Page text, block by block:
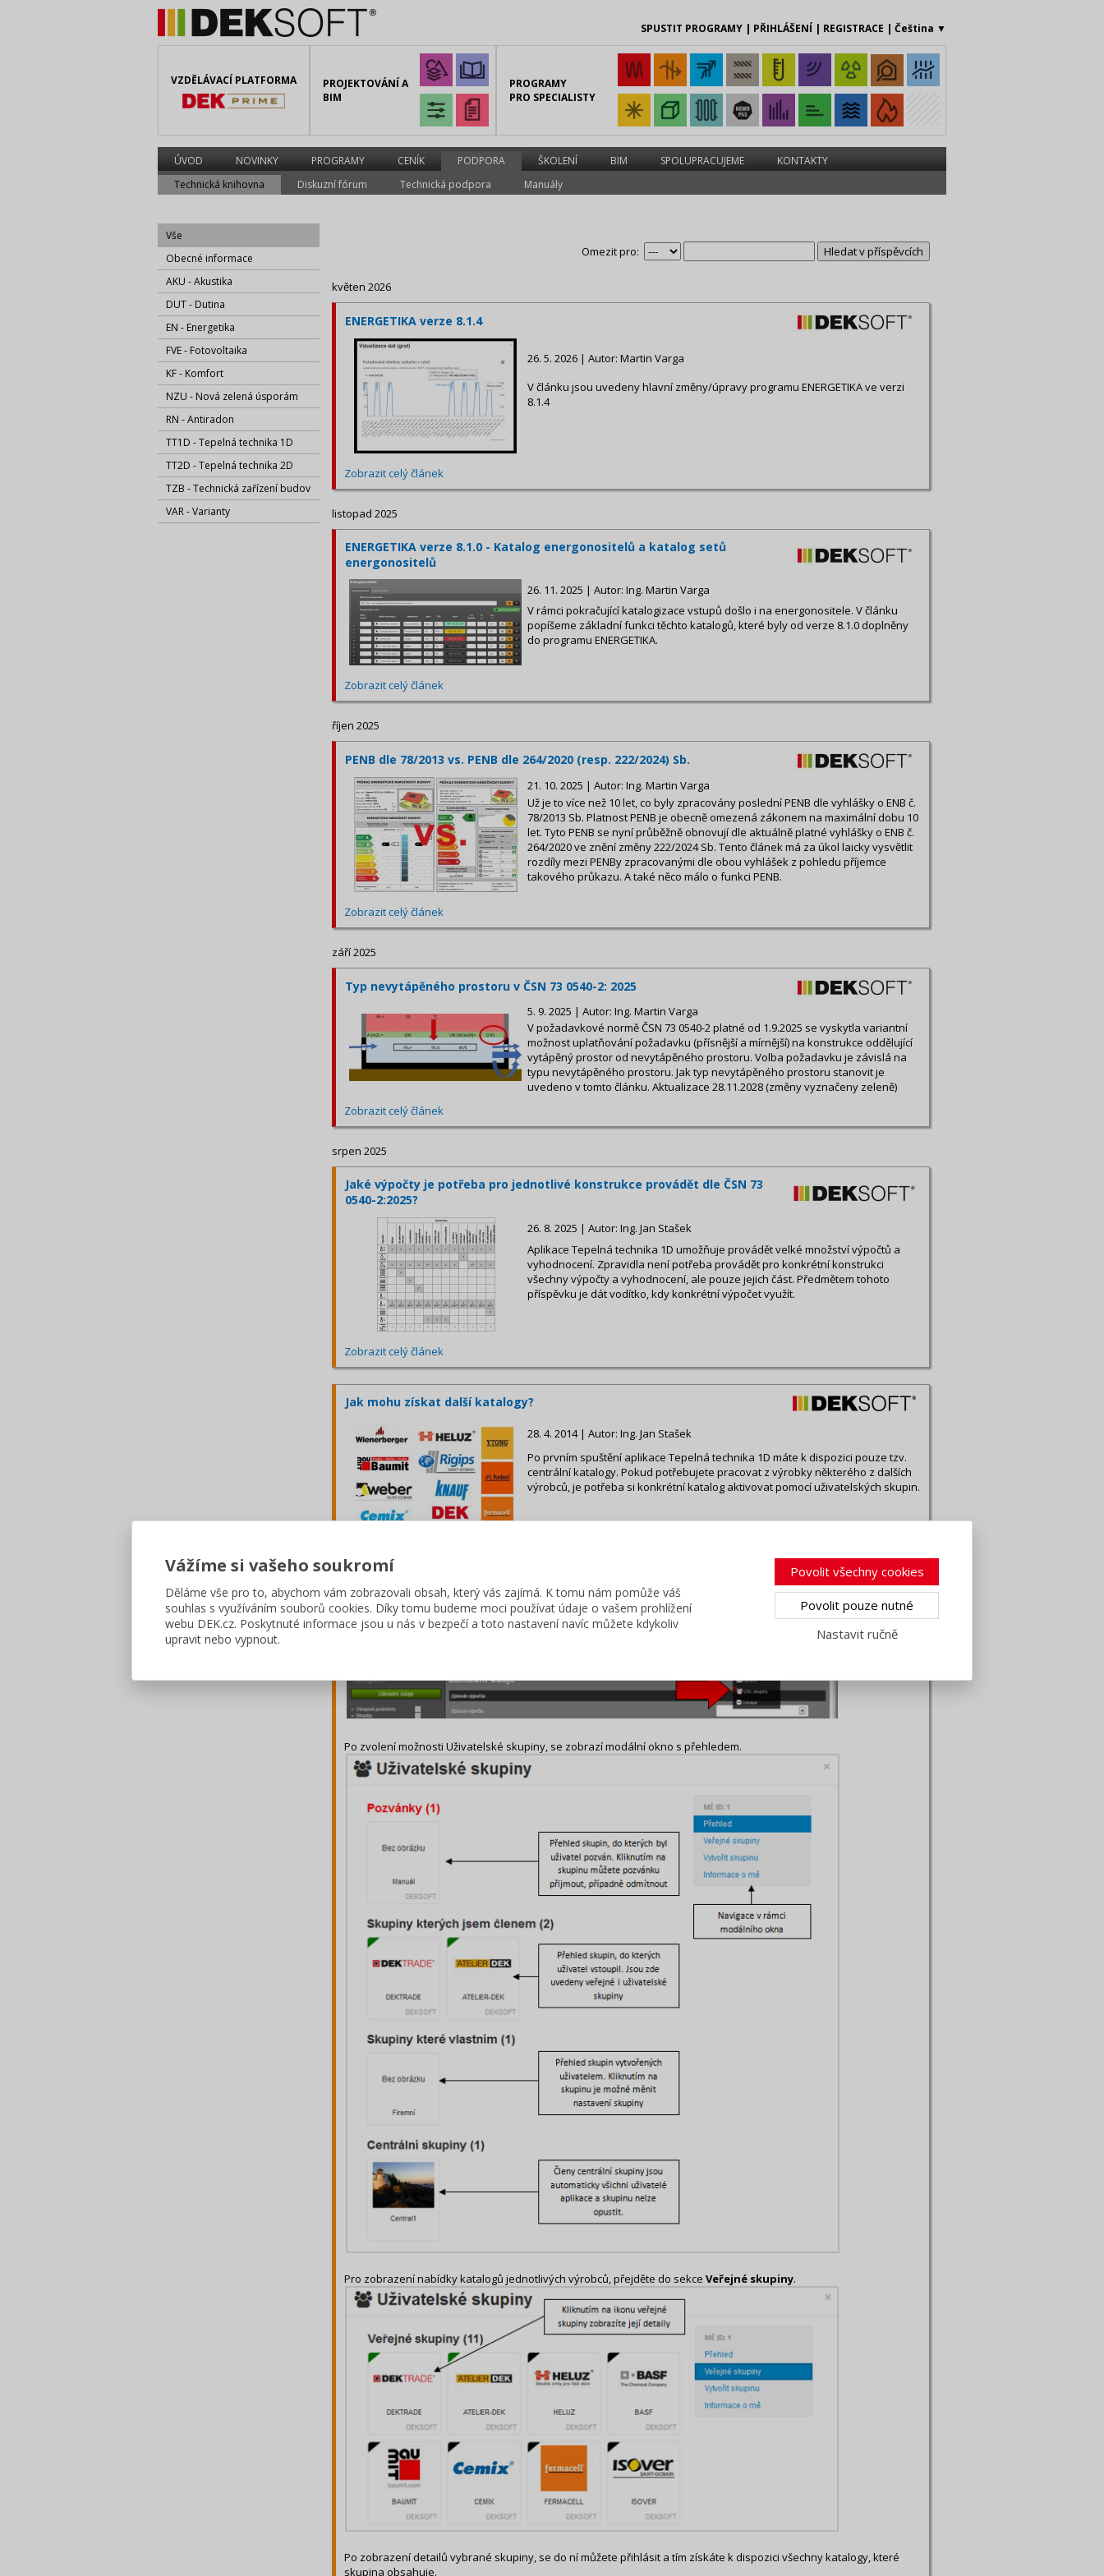
Vážíme si vašeho soukromí
Děláme vše pro to, abychom vám zobrazovali obsah, který vás zajímá. K tomu nám pomůže váš
souhlas s využíváním souborů cookies. Díky tomu budeme moci používat údaje o vašem prohlížení
webu DEK.cz. Poskytnuté informace jsou u nás v bezpečí a toto nastavení navíc můžete kdykoliv
upravit nebo vypnout.
Povolit všechny cookies
Povolit pouze nutné
Nastavit ručně
SPUSTIT PROGRAMY | PŘIHLÁŠENÍ | REGISTRACE | Čeština ▼
VZDĚLÁVACÍ PLATFORMA
PROJEKTOVÁNÍ A
BIM
PROGRAMY
PRO SPECIALISTY
ÚVOD NOVINKY PROGRAMY CENÍK PODPORA ŠKOLENÍ BIM SPOLUPRACUJEME
KONTAKTY
Technická knihovna
Diskuzní fórum Technická podpora Manuály
Vše
Obecné informace
AKU - Akustika
DUT - Dutina
EN - Energetika
FVE - Fotovoltaika
KF - Komfort
NZU - Nová zelená úsporám
RN - Antiradon
TT1D - Tepelná technika 1D
TT2D - Tepelná technika 2D
TZB - Technická zařízení budov
VAR - Varianty
Omezit pro:
květen 2026
ENERGETIKA verze 8.1.4
26. 5. 2026 | Autor: Martin Varga
V článku jsou uvedeny hlavní změny/úpravy programu ENERGETIKA ve verzi
8.1.4
Zobrazit celý článek
listopad 2025
ENERGETIKA verze 8.1.0 - Katalog energonositelů a katalog setů
energonositelů
26. 11. 2025 | Autor: Ing. Martin Varga
V rámci pokračující katalogizace vstupů došlo i na energonositele. V článku
popíšeme základní funkci těchto katalogů, které byly od verze 8.1.0 doplněny
do programu ENERGETIKA.
Zobrazit celý článek
říjen 2025
PENB dle 78/2013 vs. PENB dle 264/2020 (resp. 222/2024) Sb.
21. 10. 2025 | Autor: Ing. Martin Varga
Už je to více než 10 let, co byly zpracovány poslední PENB dle vyhlášky o ENB č.
78/2013 Sb. Platnost PENB je obecně omezená zákonem na maximální dobu 10
let. Tyto PENB se nyní průběžně obnovují dle aktuálně platné vyhlášky o ENB č.
264/2020 ve znění změny 222/2024 Sb. Tento článek má za úkol laicky vysvětlit
rozdíly mezi PENBy zpracovanými dle obou vyhlášek z pohledu příjemce
takového průkazu. A také něco málo o funkci PENB.
Zobrazit celý článek
září 2025
Typ nevytápěného prostoru v ČSN 73 0540-2: 2025
5. 9. 2025 | Autor: Ing. Martin Varga
V požadavkové normě ČSN 73 0540-2 platné od 1.9.2025 se vyskytla variantní
možnost uplatňování požadavku (přísnější a mírnější) na konstrukce oddělující
vytápěný prostor od nevytápěného prostoru. Volba požadavku je závislá na
typu nevytápěného prostoru. Jak typ nevytápěného prostoru stanovit je
uvedeno v tomto článku. Aktualizace 28.11.2028 (změny vyznačeny zeleně)
Zobrazit celý článek
srpen 2025
Jaké výpočty je potřeba pro jednotlivé konstrukce provádět dle ČSN 73
0540-2:2025?
26. 8. 2025 | Autor: Ing. Jan Stašek
Aplikace Tepelná technika 1D umožňuje provádět velké množství výpočtů a
vyhodnocení. Zpravidla není potřeba provádět pro konkrétní konstrukci
všechny výpočty a vyhodnocení, ale pouze jejich část. Předmětem tohoto
příspěvku je dát vodítko, kdy konkrétní výpočet využít.
Zobrazit celý článek
Jak mohu získat další katalogy?
28. 4. 2014 | Autor: Ing. Jan Stašek
Po prvním spuštění aplikace Tepelná technika 1D máte k dispozici pouze tzv.
centrální katalogy. Pokud potřebujete pracovat z výrobky některého z dalších
výrobců, je potřeba si konkrétní katalog aktivovat pomocí uživatelských skupin.
pracovat z výrobky některého z dalších výrobců, je potřeba si konkrétní katalog aktivovat pomocí uživatelských
Uživatelská skupina umožňuje rozšířit množství katalogů o katalogy jednotlivých výrobců stavebních materiálů a
dalších subjektů. Pomocí uživatelských skupin je rovněž možno sdílet katalogy mezi uživateli. Modální okno zpráv
Po zvolení možnosti Uživatelské skupiny, se zobrazí modální okno s přehledem.
Pro zobrazení nabídky katalogů jednotlivých výrobců, přejděte do sekce Veřejné skupiny.
Po zobrazení detailů vybrané skupiny, se do ní můžete přihlásit a tím získáte k dispozici všechny katalogy, které
skupina obsahuje.